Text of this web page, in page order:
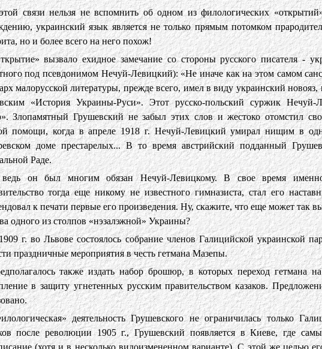
связи нельзя не вспомнить об одном из филологических
украинский язык является не только прямым потомком
но и более всего на него похож!
вызвало ехидное замечание со стороны русского писателя -
под псевдонимом Нечуй-Левицкий): «Не иначе как на этом самом
малорусской литературы, прежде всего, имел в виду украинский
«История Украины-Руси». Этот русско-польский суржик Нечуй-
Злопамятный Грушевский не забыл этих слов и жестоко отомстил
помощи, когда в апреле 1918 г. Нечуй-Левицкий умирал нищим в
доме престарелых... В то время австрийский подданный
Раде.
он был многим обязан Нечуй-Левицкому. В свое время
тогда еще никому не известного гимназиста, стал его
к печати первые его произведения. Ну, скажите, что еще может так
одного из столпов «нэзалэжной» Украины?
г. во Львове состоялось собрание членов Галицийской украинской
праздничные мероприятия в честь гетмана Мазепы.
также издать набор брошюр, в которых переход гетмана
в защиту угнетенных русским правительством казаков.
деятельность Грушевского не ограничилась только
после революции 1905 г., Грушевский появляется в Киеве, где
(хотя и в несколько видоизмененном варианте). С этой же целью